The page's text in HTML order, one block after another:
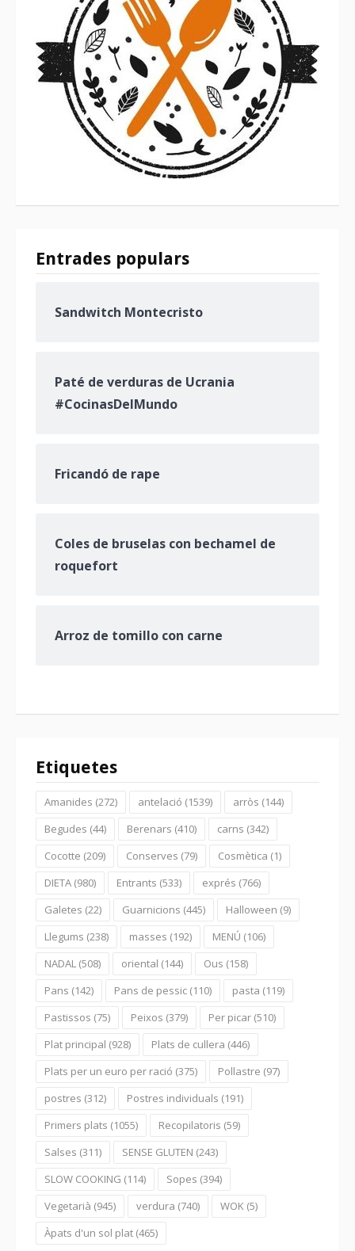
Entrades populars
Sandwitch Montecristo
Paté de verduras de Ucrania
#CocinasDelMundo
Fricandó de rape
Coles de bruselas con bechamel de
roquefort
Arroz de tomillo con carne
Etiquetes
Amanides (272) antelació (1539) arròs (144)
Begudes (44) Berenars (410) carns (342)
Cocotte (209) Conserves (79) Cosmètica (1)
DIETA (980) Entrants (533) exprés (766)
Galetes (22) Guarnicions (445) Halloween (9)
Llegums (238) masses (192) MENÚ (106)
NADAL (508) oriental (144) Ous (158)
Pans (142) Pans de pessic (110) pasta (119)
Pastissos (75) Peixos (379) Per picar (510)
Plat principal (928) Plats de cullera (446)
Plats per un euro per ració (375) Pollastre (97)
postres (312) Postres individuals (191)
Primers plats (1055) Recopilatoris (59)
Salses (311) SENSE GLUTEN (243)
SLOW COOKING (114) Sopes (394)
Vegetarià (945) verdura (740) WOK (5)
Àpats d'un sol plat (465)